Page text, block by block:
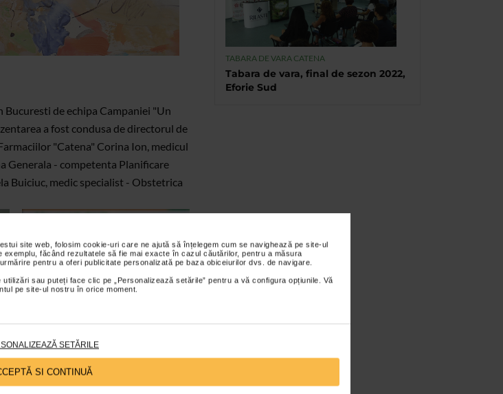
site web, folosim cookie-uri care ne ajută să înțelegem cum se navighează pe site-ul
făcând rezultatele să fie mai exacte în cazul căutărilor, pentru a măsura
pentru a oferi publicitate personalizată pe baza obiceiurilor dvs. de navigare.
sau puteți face clic pe „Personalizează setările” pentru a vă configura opțiunile. Vă
pe site-ul nostru în orice moment.
SETĂRILE
SI CONTINUĂ
Bucuresti de echipa Campaniei "Un
a fost condusa de directorul de
"Catena" Corina Ion, medicul
Generala - competenta Planificare
Buiciuc, medic specialist - Obstetrica
TABARA DE VARA CATENA
Tabara de vara, final de sezon 2022,
Eforie Sud